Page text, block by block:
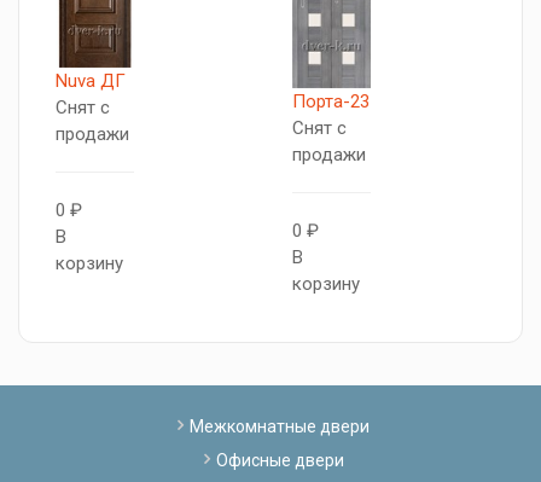
Nuva ДГ
Снят с
продажи
0 ₽
В
корзину
Порта-23
Снят с
продажи
0 ₽
В
корзину
Межкомнатные двери
Офисные двери